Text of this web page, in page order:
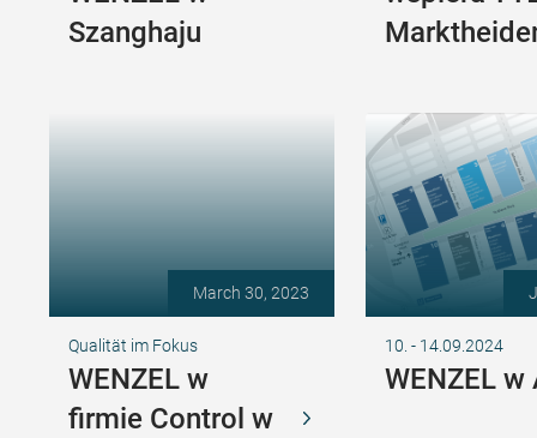
Szanghaju
March 30, 2023
Qualität im Fokus
WENZEL w
firmie Control w
10. - 14.09.2024
WENZEL w